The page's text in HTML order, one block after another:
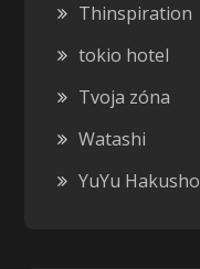
Thinspiration
tokio hotel
Tvoja zóna
Watashi
YuYu Hakusho